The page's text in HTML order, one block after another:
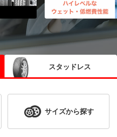
スタッドレス
サイズから探す